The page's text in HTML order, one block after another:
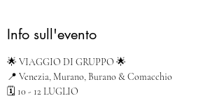
Info sull'evento
🌟 VIAGGIO DI GRUPPO 🌟
📍 Venezia, Murano, Burano & Comacchio
🗓️ 10 - 12 LUGLIO